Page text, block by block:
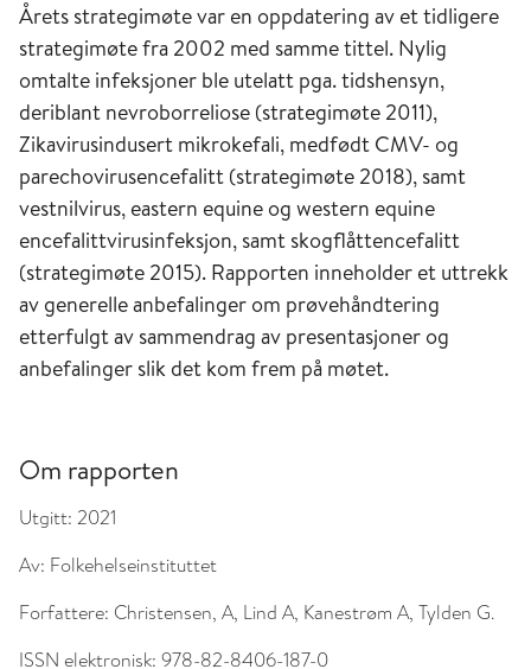
Årets strategimøte var en oppdatering av et tidligere
strategimøte fra 2002 med samme tittel. Nylig
omtalte infeksjoner ble utelatt pga. tidshensyn,
deriblant nevroborreliose (strategimøte 2011),
Zikavirusindusert mikrokefali, medfødt CMV- og
parechovirusencefalitt (strategimøte 2018), samt
vestnilvirus, eastern equine og western equine
encefalittvirusinfeksjon, samt skogflåttencefalitt
(strategimøte 2015). Rapporten inneholder et uttrekk
av generelle anbefalinger om prøvehåndtering
etterfulgt av sammendrag av presentasjoner og
anbefalinger slik det kom frem på møtet.
Om rapporten
Utgitt: 2021
Av: Folkehelseinstituttet
Forfattere: Christensen, A, Lind A, Kanestrøm A, Tylden G.
ISSN elektronisk: 978-82-8406-187-0